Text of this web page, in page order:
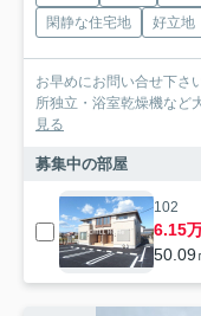
閑静な住宅地
好立地
お早めにお問い合せ下さ
所独立・浴室乾燥機など
見る
募集中の部屋
102
6.15
50.09